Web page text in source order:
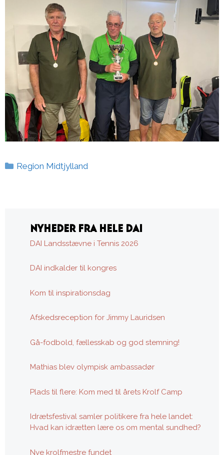
Kategorier
Region Midtjylland
NYHEDER FRA HELE DAI
DAI Landsstævne i Tennis 2026
DAI indkalder til kongres
Kom til inspirationsdag
Afskedsreception for Jimmy Lauridsen
Gå-fodbold, fællesskab og god stemning!
Mathias blev olympisk ambassadør
Plads til flere: Kom med til årets Krolf Camp
Idrætsfestival samler politikere fra hele landet:
Hvad kan idrætten lære os om mental sundhed?
Nye krolfmestre fundet